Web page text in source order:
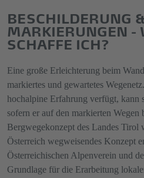
BESCHILDERUNG
MARKIERUNGEN -
SCHAFFE ICH?
Eine große Erleichterung beim
markiertes und gewartetes
hochalpine Erfahrung verfügt, kann
sofern er auf den markierten
Bergwegekonzept des Landes Tirol
Österreich wegweisendes Konzept
Österreichischen Alpenverein und
Grundlage für die Erarbeitung